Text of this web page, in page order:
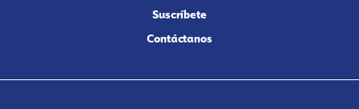
Suscríbete
Contáctanos